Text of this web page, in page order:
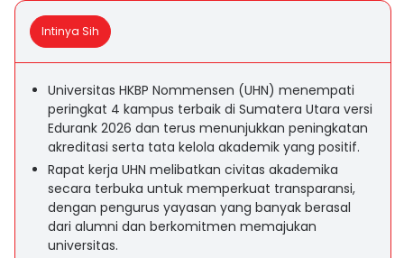
Intinya Sih
Universitas HKBP Nommensen (UHN) menempati
peringkat 4 kampus terbaik di Sumatera Utara versi
Edurank 2026 dan terus menunjukkan peningkatan
akreditasi serta tata kelola akademik yang positif.
Rapat kerja UHN melibatkan civitas akademika
secara terbuka untuk memperkuat transparansi,
dengan pengurus yayasan yang banyak berasal
dari alumni dan berkomitmen memajukan
universitas.